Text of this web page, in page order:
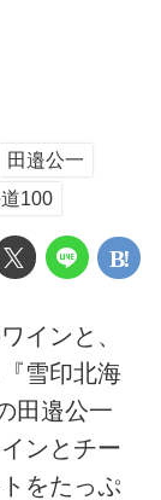
田邉公一
100
インと、
雪印北海
田邉公一
ンとチー
をたっぷ